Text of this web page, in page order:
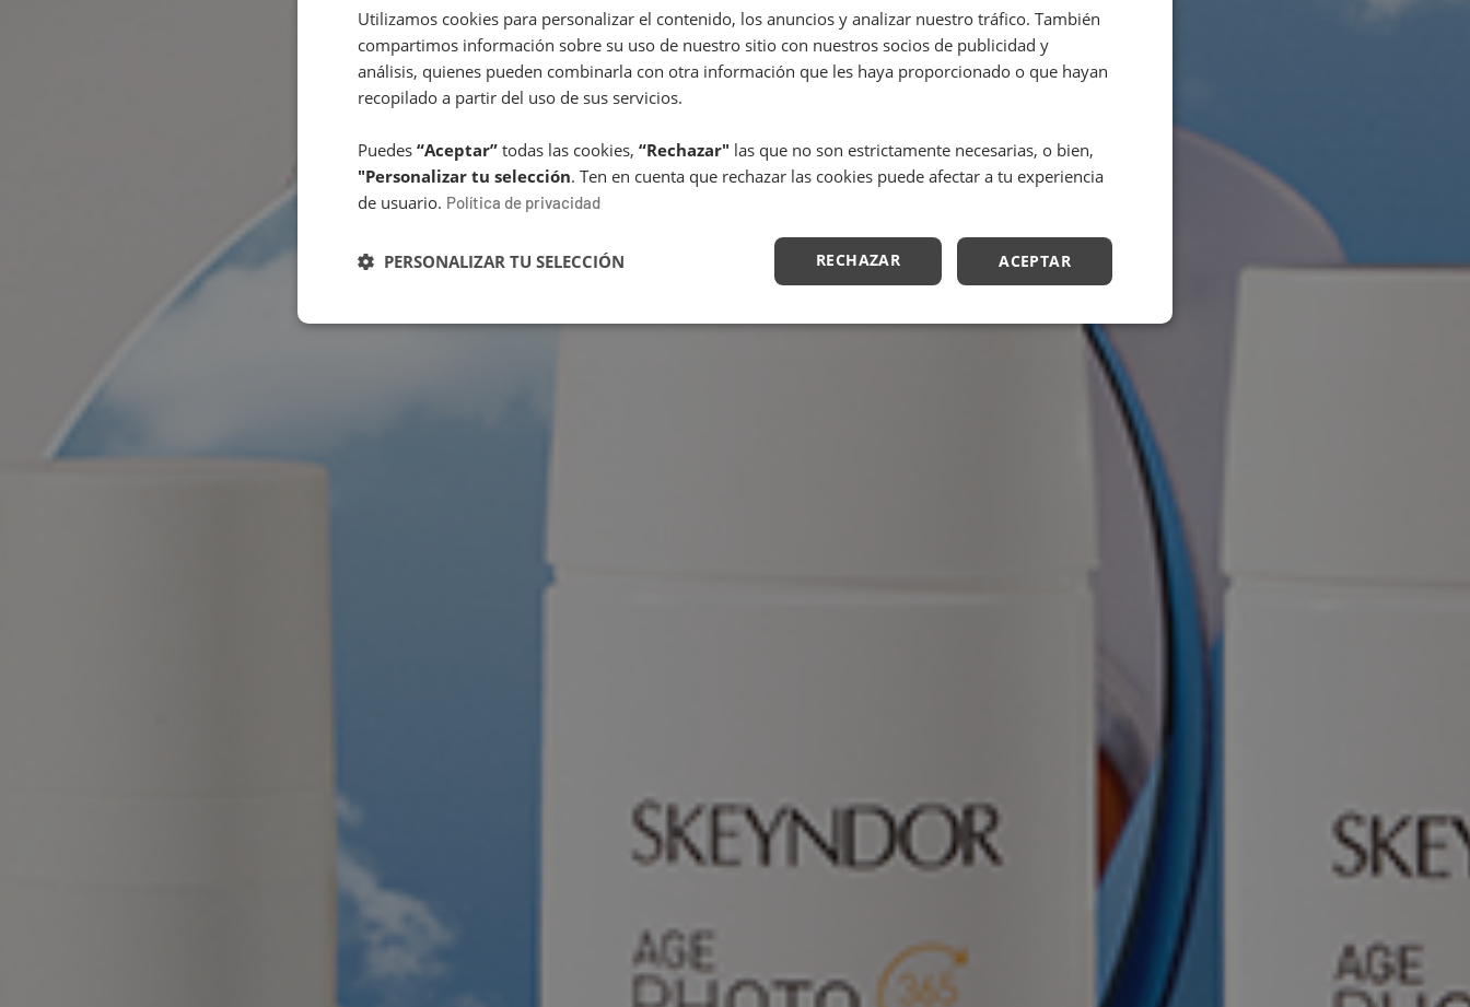
SPANISH
Utilizamos cookies para personalizar el contenido, los anuncios y analizar nuestro tráfico. También
compartimos información sobre su uso de nuestro sitio con nuestros socios de publicidad y
análisis, quienes pueden combinarla con otra información que les haya proporcionado o que hayan
recopilado a partir del uso de sus servicios.
Puedes “Aceptar” todas las cookies, “Rechazar" las que no son estrictamente necesarias, o bien,
"Personalizar tu selección. Ten en cuenta que rechazar las cookies puede afectar a tu experiencia
de usuario. Política de privacidad
ACEPTAR
RECHAZAR
PERSONALIZAR TU SELECCIÓN